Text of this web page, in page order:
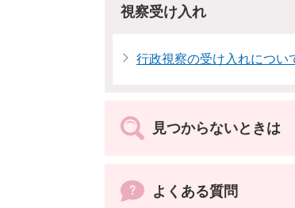
視察受け入れ
行政視察の受け入れについ
見つからないときは
よくある質問